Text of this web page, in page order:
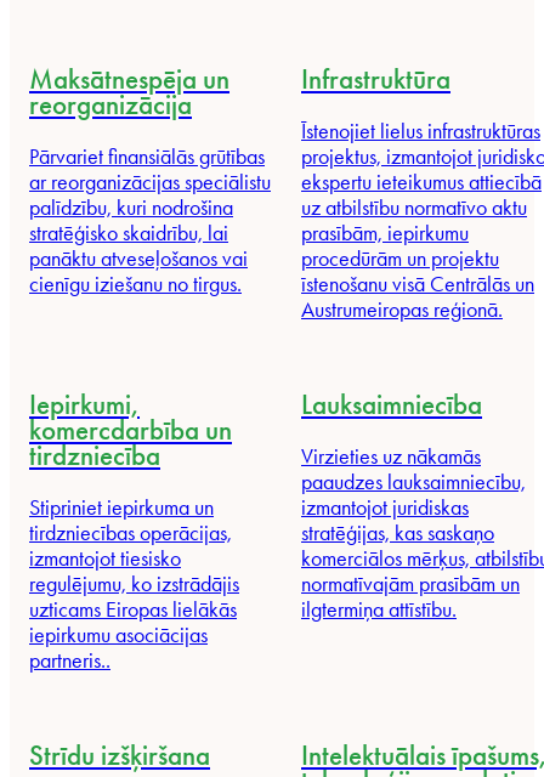
Maksātnespēja un
reorganizācija
Pārvariet finansiālās grūtības
ar reorganizācijas speciālistu
palīdzību, kuri nodrošina
stratēģisko skaidrību, lai
panāktu atveseļošanos vai
cienīgu iziešanu no tirgus.
Infrastruktūra
Īstenojiet lielus infrastruktūras
projektus, izmantojot
ekspertu ieteikumus attiecībā
uz atbilstību normatīvo aktu
prasībām, iepirkumu
procedūrām un projektu
īstenošanu visā Centrālās un
Austrumeiropas reģionā.
Iepirkumi,
komercdarbība un
tirdzniecība
Stipriniet iepirkuma un
tirdzniecības operācijas,
izmantojot tiesisko
regulējumu, ko izstrādājis
uzticams Eiropas lielākās
iepirkumu asociācijas
partneris..
Lauksaimniecība
Virzieties uz nākamās
paaudzes lauksaimniecību,
izmantojot juridiskas
stratēģijas, kas saskaņo
komerciālos mērķus,
normatīvajām prasībām un
ilgtermiņa attīstību.
Strīdu izšķiršana Intelektuālais